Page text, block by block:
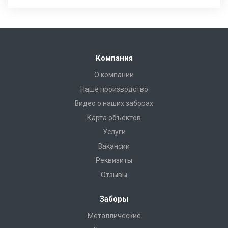
Компания
О компании
Наше производство
Видео о наших заборах
Карта объектов
Услуги
Вакансии
Реквизиты
Отзывы
Заборы
Металлические